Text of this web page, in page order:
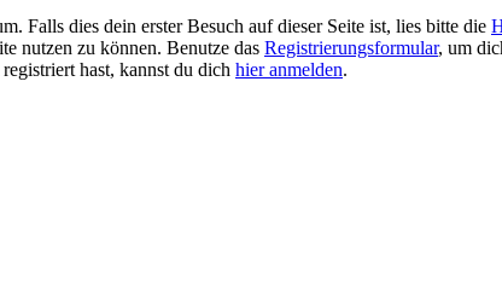
Falls dies dein erster Besuch auf dieser Seite ist, lies bitte die
nutzen zu können. Benutze das Registrierungsformular, um
hast, kannst du dich hier anmelden.